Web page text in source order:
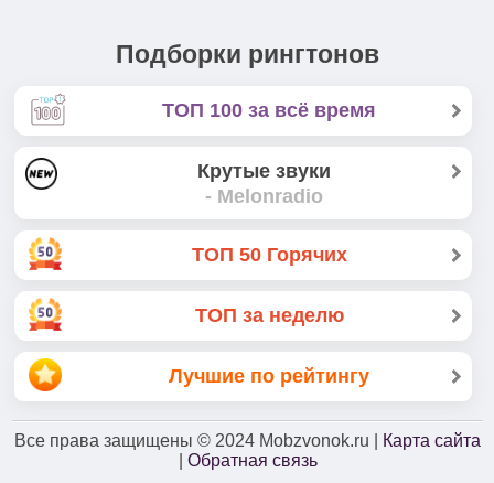
Подборки рингтонов
ТОП 100 за всё время
Крутые звуки
- Melonradio
ТОП 50 Горячих
ТОП за неделю
Лучшие по рейтингу
Все права защищены © 2024 Mobzvonok.ru |
Карта сайта
Обратная связь